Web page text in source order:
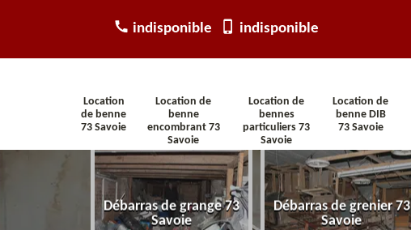
indisponible indisponible
Location
de benne
73 Savoie
Location de
benne
encombrant 73
Savoie
Location de
bennes
particuliers 73
Savoie
Location de
benne DIB
73 Savoie
Débarras de grange 73
Savoie
Débarras de grenier 73
Savoie